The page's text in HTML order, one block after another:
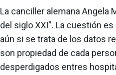
La canciller alemana Angela
del siglo XXI”. La cuestión
aún si se trata de los datos
son propiedad de cada
desperdigados entres